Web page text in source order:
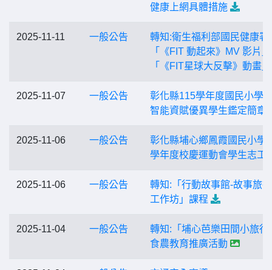
健康上網具體措施
2025-11-11 一般公告
轉知:衛生福利部國民健康署
「《FIT 動起來》MV 影片
「《FIT星球大反擊》動畫」
2025-11-07 一般公告
彰化縣115學年度國民小學
智能資賦優異學生鑑定簡章
2025-11-06 一般公告
彰化縣埔心鄉鳳霞國民小學
學年度校慶運動會學生志工
2025-11-06 一般公告
轉知:「行動故事館-故事旅
工作坊」課程
2025-11-04 一般公告
轉知:「埔心芭樂田間小旅行
食農教育推廣活動